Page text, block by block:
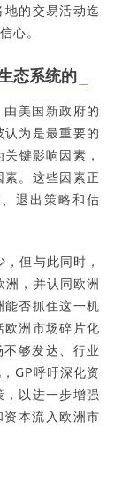
的交易活动迄
心。
态系统的
美国新政府的
为是最重要的
键影响因素，
。这些因素正
退出策略和估
但与此同时，
洲，并认同欧洲
否抓住这一机
洲市场碎片化
够发达、行业
GP呼吁深化资
以进一步增强
本流入欧洲市